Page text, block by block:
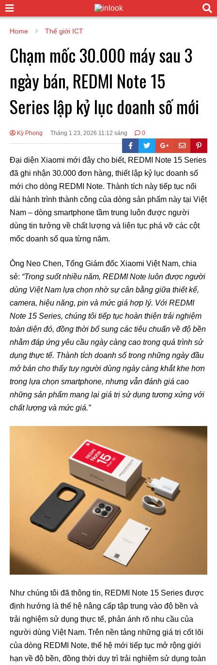
Home Thế giới ICT
Chạm mốc 30.000 máy sau 3
ngày bán, REDMI Note 15
Series lập kỷ lục doanh số mới
Kỳ Phong Tháng 1 23, 2026 11:12 sáng 0
Đại diện Xiaomi mới đây cho biết, REDMI Note 15 Series
đã ghi nhận 30.000 đơn hàng, thiết lập kỷ lục doanh số
mới cho dòng REDMI Note. Thành tích này tiếp tục nối
dài hành trình thành công của dòng sản phẩm này tại Việt
Nam – dòng smartphone tầm trung luôn được người
dùng tin tưởng về chất lượng và liên tục phá vỡ các cột
mốc doanh số qua từng năm.
Ông Neo Chen, Tổng Giám đốc Xiaomi Việt Nam, chia
sẻ: “Trong suốt nhiều năm, REDMI Note luôn được người
dùng Việt Nam lựa chọn nhờ sự cân bằng giữa thiết kế,
camera, hiệu năng, pin và mức giá hợp lý. Với REDMI
Note 15 Series, chúng tôi tiếp tục hoàn thiện trải nghiệm
toàn diện đó, đồng thời bổ sung các tiêu chuẩn về độ bền
nhằm đáp ứng yêu cầu ngày càng cao trong quá trình sử
dụng thực tế. Thành tích doanh số trong những ngày đầu
mở bán cho thấy tuy người dùng ngày càng khắt khe hơn
trong lựa chọn smartphone, nhưng vẫn đánh giá cao
những sản phẩm mang lại giá trị sử dụng tương xứng với
chất lượng và mức giá.”
Như chúng tôi đã thông tin, REDMI Note 15 Series được
định hướng là thế hệ nâng cấp tập trung vào độ bền và
trải nghiệm sử dụng thực tế, phản ánh rõ nhu cầu của
người dùng Việt Nam. Trên nền tảng những giá trị cốt lõi
của dòng REDMI Note, thế hệ mới tiếp tục mở rộng giới
hạn về độ bền, đồng thời duy trì trải nghiệm sử dụng toàn